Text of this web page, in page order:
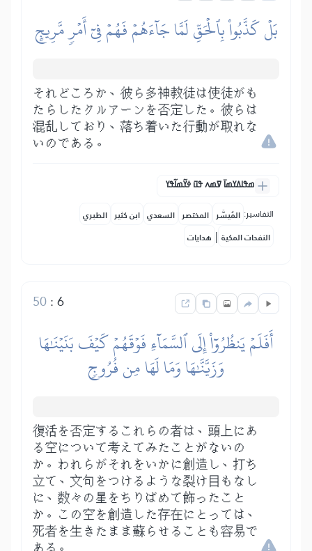
بَلۡ كَذَّبُواْ بِٱلۡحَقِّ لَمَّا جَآءَهُمۡ فَهُمۡ فِيٓ أَمۡرٖ مَّرِيجٍ
それどころか、彼ら多神教徒は使徒がも
たらしたクルアーンを否定した。彼らは
混乱しており、落ち着いた行動が取れな
いのである。
ߘߟߊߡߌߘߊ߫ ߜߘߍ ߟߎ߫ ߦߌ߬ߘߊ߬ߟߌ
التفاسير: المُيسَّر المختصر السعدي ابن كثير الطبري
النفحات المكية | هدايات
6
:
50
أَفَلَمۡ يَنظُرُوٓاْ إِلَى ٱلسَّمَآءِ فَوۡقَهُمۡ كَيۡفَ بَنَيۡنَٰهَا
وَزَيَّنَّٰهَا وَمَا لَهَا مِن فُرُوجٖ
復活を否定するこれらの者は、頭上にあ
る空について考えてみたことがないの
か。われらがそれをいかに創造し、打ち
立て、文句をつけるような裂け目もなし
に、数々の星をちりばめて飾ったこと
か。この空を創造した存在にとっては、
死者を生きたまま蘇らせることも容易で
ある。